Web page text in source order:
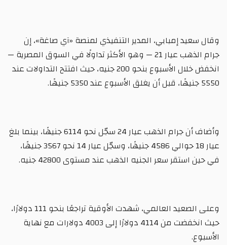
وقال سعيد إمبابي، المدير التنفيذي لمنصة «آي صاغة»، إن
جرام الذهب عيار 21 — وهو الأكثر تداولًا في السوق المصرية —
انخفض خلال الأسبوع بنحو 200 جنيه، حيث افتتح التداولات عند
5550 جنيهًا، قبل أن يغلق الأسبوع عند 5350 جنيهًا.
وأضاف أن جرام الذهب عيار 24 سجّل نحو 6114 جنيهًا، بينما بلغ
عيار 18 حوالي 4586 جنيهًا، وسجّل عيار 14 نحو 3567 جنيهًا،
في حين استقر سعر الجنيه الذهب عند مستوى 42800 جنيه.
وعلى الصعيد العالمي، شهدت الأوقية تراجعًا بنحو 111 دولارًا،
حيث انخفضت من 4114 دولارًا إلى 4003 دولارات مع نهاية
الأسبوع.